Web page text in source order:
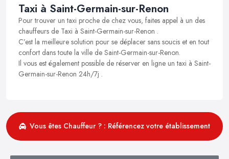
Taxi à Saint-Germain-sur-Renon
Pour trouver un taxi proche de chez vous, faites appel à un des
chauffeurs de Taxi à Saint-Germain-sur-Renon .
C’est la meilleure solution pour se déplacer sans soucis et en tout
confort dans toute la ville de Saint-Germain-sur-Renon.
Il vous est également possible de réserver en ligne un taxi à Saint-
Germain-sur-Renon 24h/7j .
Vous êtes Chauffeur ? : Référencez votre établissement